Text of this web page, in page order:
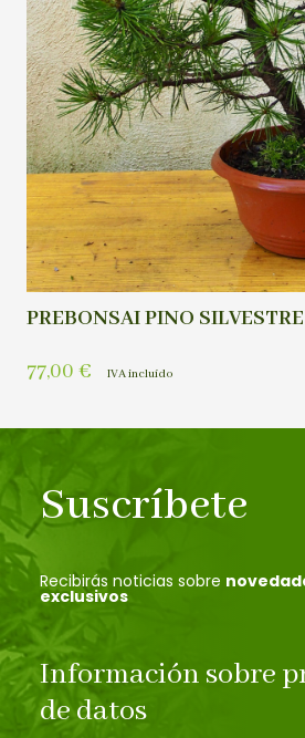
PREBONSAI PINO SILVESTRE
77,00 € IVA incluído
Suscríbete
Recibirás noticias sobre
exclusivos
Información sobre
de datos